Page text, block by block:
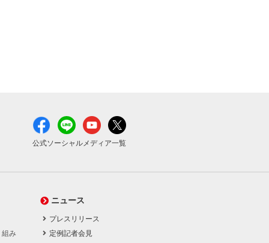
公式ソーシャルメディア一覧
組み
ニュース
プレスリリース
定例記者会見